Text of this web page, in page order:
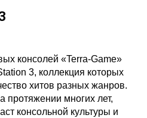
консолей «Terra-Game»
3, коллекция которых
хитов разных жанров.
протяжении многих лет,
консольной культуры и